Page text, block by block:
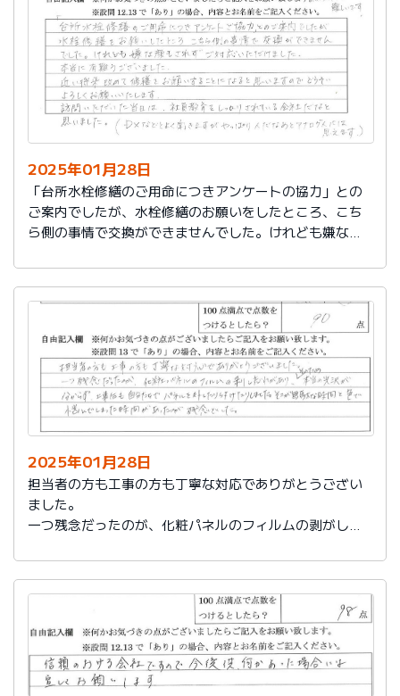
に使いたいです。杉山さん、ありがとうございました。
又、何かあった時はよろしくお願いしますネ
2025年01月28日
「台所水栓修繕のご用命につきアンケートの協力」との
ご案内でしたが、水栓修繕のお願いをしたところ、こち
ら側の事情で交換ができませんでした。けれども嫌な顔
本当に有難うございました。
近い将来、改めて修繕をお願いすることになると思いま
すので、どうぞよろしくお願いいたします。
訪問いただいた当日は、社員教育をしっかりされている
会社だなと思いました。（DXなどとよく聞きますが、や
っぱり人だなぁとアナログ人には思えます）
2025年01月28日
担当者の方も工事の方も丁寧な対応でありがとうござい
ました。
一つ残念だったのが、化粧パネルのフィルムの剥がし忘
分たちでパネルを外したり付けたりしました。そこが無
駄な時間と色で悩んでしまった時間があったのが残念で